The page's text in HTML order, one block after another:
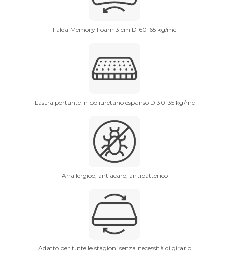
Falda Memory Foam 3 cm D 60-65 kg/mc
Lastra portante in poliuretano espanso D 30-35 kg/mc
Anallergico, antiacaro, antibatterico
Adatto per tutte le stagioni senza necessità di girarlo